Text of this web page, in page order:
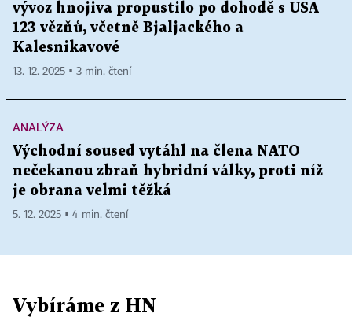
vývoz hnojiva propustilo po dohodě s USA
123 vězňů, včetně Bjaljackého a
Kalesnikavové
13. 12. 2025 ▪ 3 min. čtení
ANALÝZA
Východní soused vytáhl na člena NATO
nečekanou zbraň hybridní války, proti níž
je obrana velmi těžká
5. 12. 2025 ▪ 4 min. čtení
Vybíráme z HN